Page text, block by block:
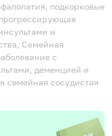
подкорковые
и
Семейная
с
деменцией и
семейная сосудистая